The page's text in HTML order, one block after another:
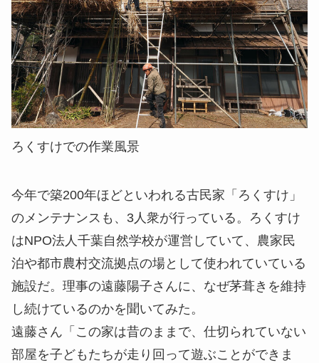
ろくすけでの作業風景
今年で築200年ほどといわれる古民家「ろくすけ」
のメンテナンスも、3人衆が行っている。ろくすけ
はNPO法人千葉自然学校が運営していて、農家民
泊や都市農村交流拠点の場として使われていている
施設だ。理事の遠藤陽子さんに、なぜ茅葺きを維持
し続けているのかを聞いてみた。
遠藤さん 「この家は昔のままで、仕切られていない
部屋を子どもたちが走り回って遊ぶことができま